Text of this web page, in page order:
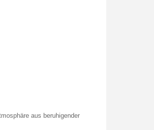
aus beruhigender